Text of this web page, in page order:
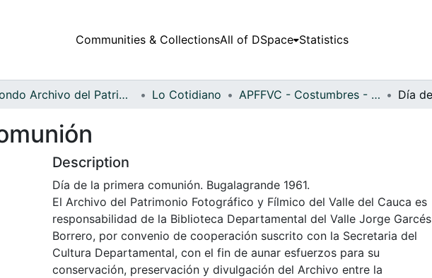
Communities & CollectionsAll of DSpace Statistics
Fondo Archivo del Patrimonio Fotográfico y Fílmico del Valle del Cauca Lo Cotidiano APFFVC - Costumbres - Patrimonial
Description
Día de la primera comunión. Bugalagrande 1961.
El Archivo del Patrimonio Fotográfico y Fílmico del Valle del Cauca es
responsabilidad de la Biblioteca Departamental del Valle Jorge Garcés
Borrero, por convenio de cooperación suscrito con la Secretaria del
Cultura Departamental, con el fin de aunar esfuerzos para su
conservación, preservación y divulgación del Archivo entre la